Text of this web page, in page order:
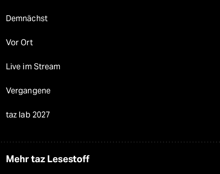
Demnächst
Vor Ort
Live im Stream
Vergangene
taz lab 2027
Mehr taz Lesestoff